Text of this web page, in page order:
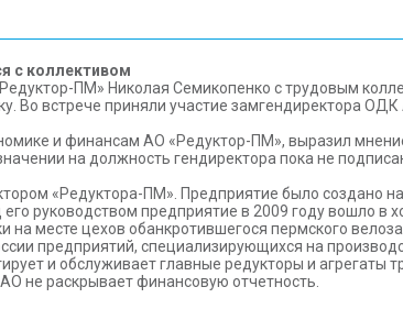
с коллективом
ПМ» Николая Семикопенко с трудовым
Во встрече приняли участие замгендиректора
и финансам АО «Редуктор-ПМ», выразил
на должность гендиректора пока не
«Редуктора-ПМ». Предприятие было создано
руководством предприятие в 2009 году вошло в
месте цехов обанкротившегося пермского
предприятий, специализирующихся на
и обслуживает главные редукторы и
не раскрывает финансовую отчетность.